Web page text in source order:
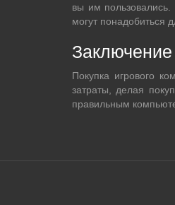
вы им пользовались.
могут понадобиться
Заключение
Покупка игрового
затраты, делая
правильным